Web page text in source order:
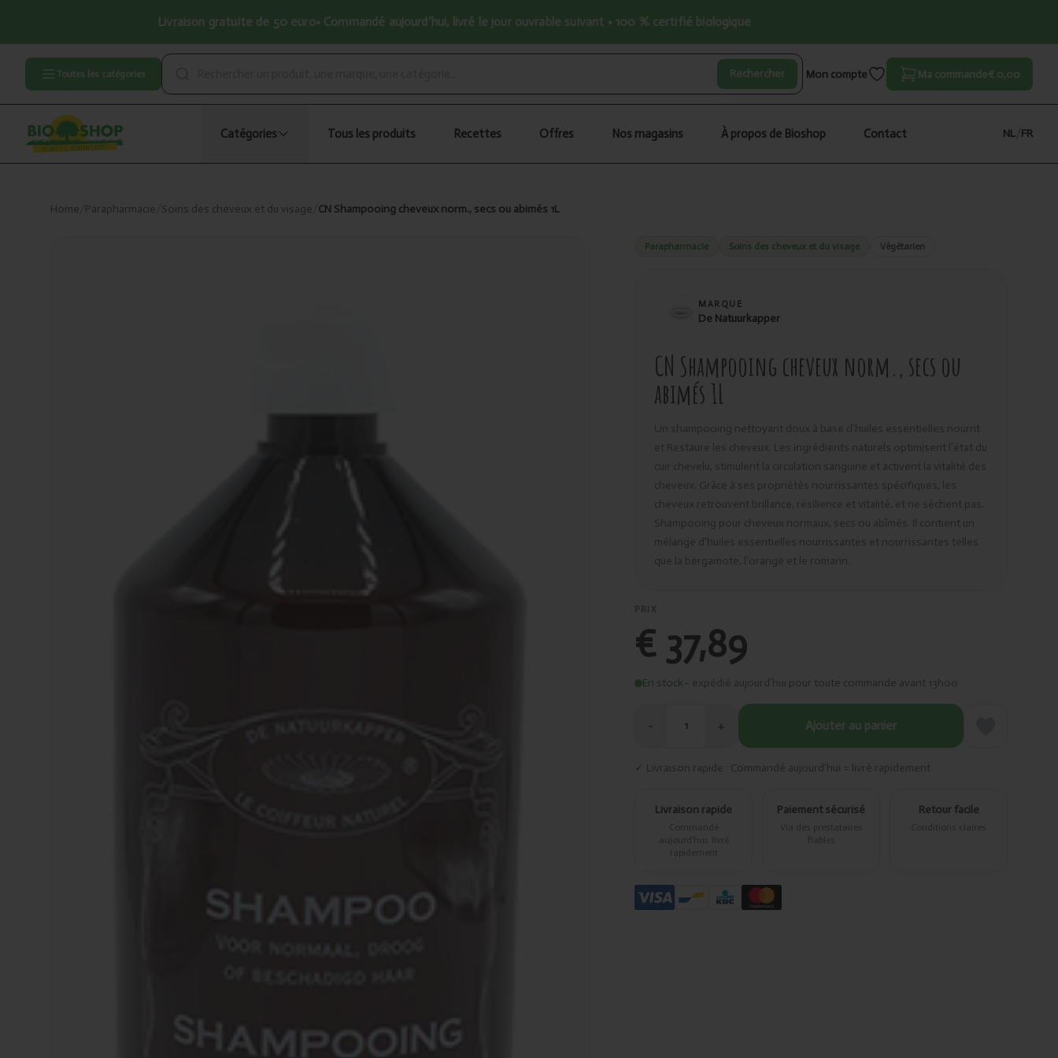
Livraison gratuite de 50 euro• Commandé aujourd’hui, livré le jour ouvrable suivant • 100 % certifié biologique
Toutes les catégories Rechercher Mon compte Ma commande€ 0,00
Catégories Tous les produits Recettes Offres Nos magasins À propos de Bioshop Contact NL FR
Home Parapharmacie Soins des cheveux et du visage CN Shampooing cheveux norm., secs ou abimés 1L
Parapharmacie Soins des cheveux et du visage Végétarien
MARQUE
De Natuurkapper
CN Shampooing cheveux norm., secs ou
abimés 1L
Un shampooing nettoyant doux à base d’huiles essentielles nourrit
et Restaure les cheveux. Les ingrédients naturels optimisent l’état du
cuir chevelu, stimulent la circulation sanguine et activent la vitalité des
cheveux. Grâce à ses propriétés nourrissantes spécifiques, les
cheveux retrouvent brillance, résilience et vitalité, et ne sèchent pas.
Shampooing pour cheveux normaux, secs ou abîmés. Il contient un
mélange d’huiles essentielles nourrissantes et nourrissantes telles
que la bergamote, l’orange et le romarin.
PRIX
€ 37,89
En stock– expédié aujourd’hui pour toute commande avant 13h00
− 1 + Ajouter au panier
✓ Livraison rapide · Commandé aujourd’hui = livré rapidement
Livraison rapide
Commandé
aujourd’hui, livré
rapidement
Paiement sécurisé
Via des prestataires
fiables
Retour facile
Conditions claires